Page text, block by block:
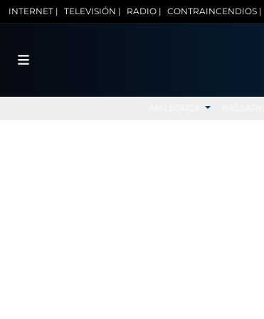
INTERNET | TELEVISIÓN | RADIO | CONTRAINCENDIOS |